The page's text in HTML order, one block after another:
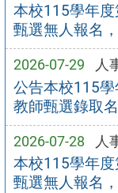
本校115學年
甄選無人報名
2026-07-29 人
公告本校115
教師甄選錄取
2026-07-28 人
本校115學年
甄選無人報名